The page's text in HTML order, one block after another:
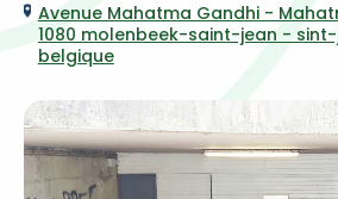
Avenue Mahatma Gandhi -
1080 molenbeek-saint-jean -
belgique